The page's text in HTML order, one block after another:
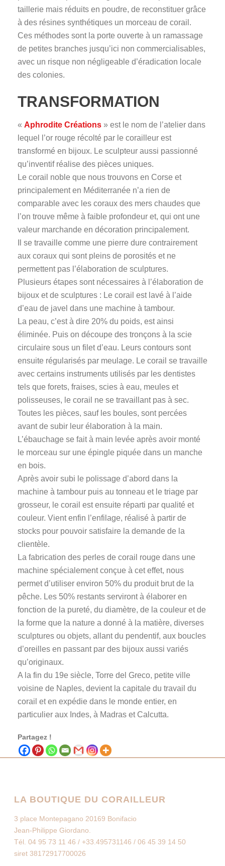
taillerie mais réduits en poudre, de reconstituer grâce
à des résines synthétiques un morceau de corail.
Ces méthodes sont la porte ouverte à un ramassage
de petites branches jusqu’ici non commercialisables,
avec un risque non négligeable d’éradication locale
des colonies.
TRANSFORMATION
« Aphrodite Créations » est le nom de l’atelier dans
lequel l’or rouge récolté par le corailleur est
transformé en bijoux. Le sculpteur aussi passionné
qu’inventif réalise des pièces uniques.
Le corail noble que nous trouvons en Corse et
principalement en Méditerranée n’a rien de
comparable avec les coraux des mers chaudes que
l’on trouve même à faible profondeur et, qui ont une
valeur marchande en décoration principalement.
Il se travaille comme une pierre dure contrairement
aux coraux qui sont pleins de porosités et ne
permettent pas l’élaboration de sculptures.
Plusieurs étapes sont nécessaires à l’élaboration de
bijoux et de sculptures : Le corail est lavé à l’aide
d’eau de javel dans une machine à tambour.
La peau, c’est à dire 20% du poids, est ainsi
éliminée. Puis on découpe des tronçons à la scie
circulaire sous un filet d’eau. Leurs contours sont
ensuite régularisés par meulage. Le corail se travaille
avec certains instruments utilisés par les dentistes
tels que forets, fraises, scies à eau, meules et
polisseuses, le corail ne se travaillant pas à sec.
Toutes les pièces, sauf les boules, sont percées
avant de subir leur élaboration à la main.
L’ébauchage se fait à main levée après avoir monté
le morceau sur une épingle piquée dans un manche
en bois.
Après avoir subi le polissage d’abord dans la
machine à tambour puis au tonneau et le triage par
grosseur, le corail est ensuite réparti par qualité et
couleur. Vient enfin l’enfilage, réalisé à partir de
stocks pour pouvoir satisfaire la demande de la
clientèle.
La fabrication des perles de corail rouge dans une
machine spécialement conçue à cet effet, nous
permet d’utiliser environ 50% du produit brut de la
pêche. Les 50% restants serviront à élaborer en
fonction de la pureté, du diamètre, de la couleur et de
la forme que la nature a donné à la matière, diverses
sculptures ou objets, allant du pendentif, aux boucles
d’oreilles en passant par des bijoux aussi variés
qu’originaux.
A la fin du 19e siècle, Torre del Greco, petite ville
voisine de Naples, devient la capitale du travail du
corail et en expédie dans le monde entier, en
particulier aux Indes, à Madras et Calcutta.
Partagez !
LA BOUTIQUE DU CORAILLEUR
3 place Montepagano 20169 Bonifacio
Jean-Philippe Giordano.
Tél. 04 95 73 11 46 / +33.495731146 / 06 45 39 14 50
siret 38172917700026